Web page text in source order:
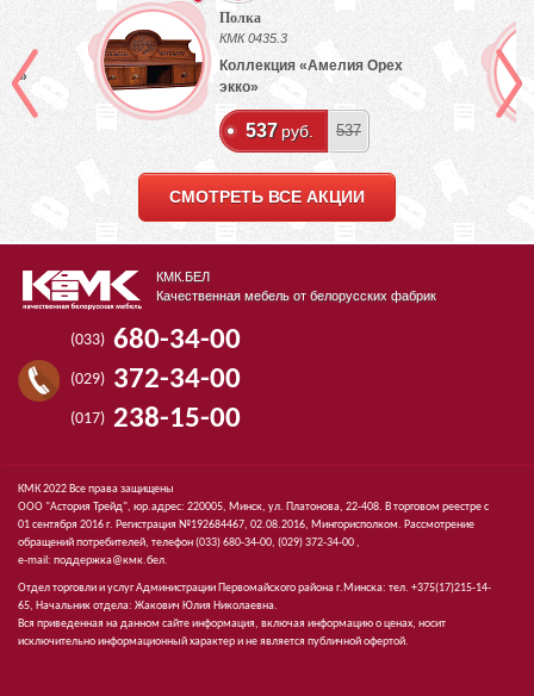
Полка
КМК 0435.3
Коллекция «Амелия Орех
экко»
537 руб. 537
СМОТРЕТЬ ВСЕ АКЦИИ
КМК.БЕЛ
Качественная мебель от белорусских фабрик
(033) 680-34-00
(029) 372-34-00
(017) 238-15-00
КМК 2022 Все права защищены
ООО "Астория Трейд", юр.адрес: 220005, Минск, ул. Платонова, 22-408. В торговом реестре с
01 сентября 2016 г. Регистрация №192684467, 02.08.2016, Мингорисполком. Рассмотрение
обращений потребителей, телефон(033)680-34-00, (029)372-34-00 ,
e-mail: поддержка@кмк.бел.
Отдел торговли и услуг Администрации Первомайского района г.Минска: тел. +375(17)215-14-
65, Начальник отдела: Жакович Юлия Николаевна.
Вся приведенная на данном сайте информация, включая информацию о ценах, носит
исключительно информационный характер и не является публичной офертой.